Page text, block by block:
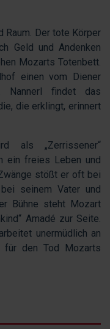
Raum. Der tote Körper
Geld und Andenken
Mozarts Totenbett.
einen vom Diener
Nannerl findet das
die erklingt, erinnert
als „Zerrissener“
ein freies Leben und
stößt er oft bei
seinem Vater und
Bühne steht Mozart
Amadé zur Seite.
unermüdlich an
für den Tod Mozarts